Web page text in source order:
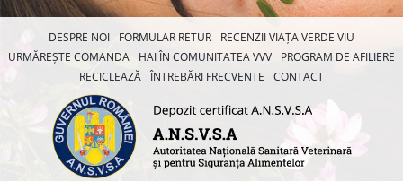
DESPRE NOI FORMULAR RETUR
RECENZII VIAȚA VERDE VIU
URMĂREȘTE COMANDA
HAI ÎN COMUNITATEA VVV
PROGRAM DE AFILIERE
RECICLEAZĂ ÎNTREBĂRI FRECVENTE CONTACT